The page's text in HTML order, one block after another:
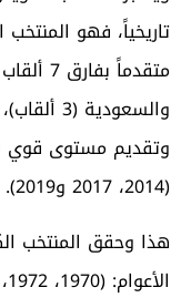
(2014، 2017 و2019
).